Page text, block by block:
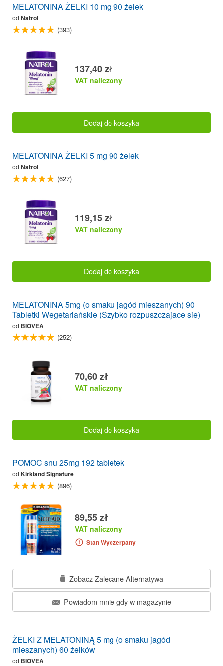
MELATONINA ŻELKI 10 mg 90 żelek
od Natrol
(393)
137,40 zł
VAT naliczony
Dodaj do koszyka
MELATONINA ŻELKI 5 mg 90 żelek
od Natrol
(627)
119,15 zł
VAT naliczony
Dodaj do koszyka
MELATONINA 5mg (o smaku jagód mieszanych) 90
Tabletki Wegetariańskie (Szybko rozpuszczajace sie)
od BIOVEA
(252)
70,60 zł
VAT naliczony
Dodaj do koszyka
POMOC snu 25mg 192 tabletek
od Kirkland Signature
(896)
89,55 zł
VAT naliczony
Stan Wyczerpany
Zobacz Zalecane Alternatywa
Powiadom mnie gdy w magazynie
ŻELKI Z MELATONINĄ 5 mg (o smaku jagód
mieszanych) 60 żelków
od BIOVEA